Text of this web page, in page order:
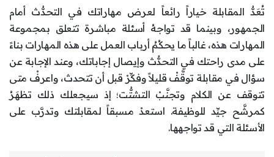
تُعَدُّ المقابلة خياراً رائعاً لعرض مهاراتك في التحدُّث أمام
الجمهور، وبينما قد تواجهُ أسئلة مباشرة تتعلق بمجموعة
المهارات هذه، غالباً ما يحكُمُ أرباب العمل على هذه المهارات بناءً
على مدى راحتك في التحدُّث وإيصال إجاباتك، وعند الإجابة عن
سؤال في مقابلة توقَّفْ قليلاً وفكِّرْ قبل أن تتحدث، واعرفْ متى
تتوقف عن الكلام وتجنَّبْ التشتُّت؛ إذ سيجعلك ذلك تظهَرُ
كمرشَّح جيِّد للوظيفة. استعدْ مسبقاً لمقابلتك وتدرَّب على
الأسئلة التي قد تواجهها.